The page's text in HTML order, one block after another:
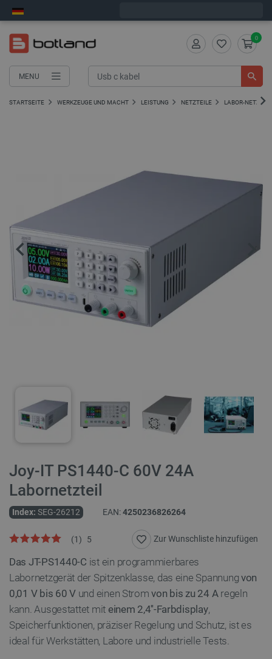
MENU
0
STARTSEITE WERKZEUGE UND MACHT LEISTUNG NETZTEILE LABOR-
Joy-IT PS1440-C 60V 24A
Labornetzteil
Index: SEG-26212 EAN:4250236826264
5
(1) Zur Wunschliste hinzufügen
Das JT-PS1440-C ist ein programmierbares
Labornetzgerät der Spitzenklasse, das eine Spannung von
0,01 V bis 60 Vund einen Stromvon bis zu 24 Aregeln
kann. Ausgestattet mit einem 2,4''-Farbdisplay,
Speicherfunktionen, präziser Regelung und Schutz, ist es
ideal für Werkstätten, Labore und industrielle Tests.